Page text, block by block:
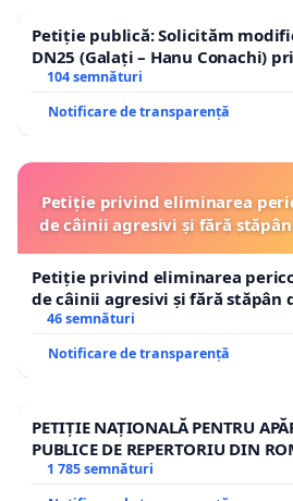
Petiție publică: Solicităm
DN25 (Galați – Hanu Conachi)
traseului în afara localităților!
104 semnături
Notificare de transparență
Petiție privind eliminarea
de câinii agresivi și fără
Petiție privind eliminarea
de câinii agresivi și fără stăpân
46 semnături
Notificare de transparență
PETIȚIE NAȚIONALĂ PENTRU
PUBLICE DE REPERTORIU DIN
1 785 semnături